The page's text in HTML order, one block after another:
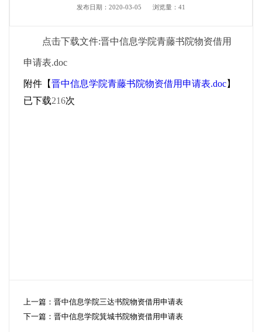
发布日期：2020-03-05 浏览量： 41
点击下载文件:晋中信息学院青藤书院物资借用
申请表.doc
附件【晋中信息学院青藤书院物资借用申请表.doc】
已下载216次
上一篇： 晋中信息学院三达书院物资借用申请表
下一篇： 晋中信息学院箕城书院物资借用申请表